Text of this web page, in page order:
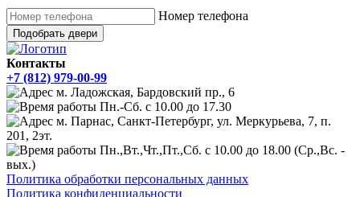
Номер телефона
Подобрать двери
Контакты
+7 (812) 979-00-99
м. Ладожская, Бардовский пр., 6
Пн.-Сб. с 10.00 до 17.30
м. Парнас, Санкт-Петербург, ул. Меркурьева, 7, п.
201, 2эт.
Пн.,Вт.,Чт.,Пт.,Сб. с 10.00 до 18.00 (Ср.,Вс. -
вых.)
Политика обработки персональных данных
Политика конфиденциальности